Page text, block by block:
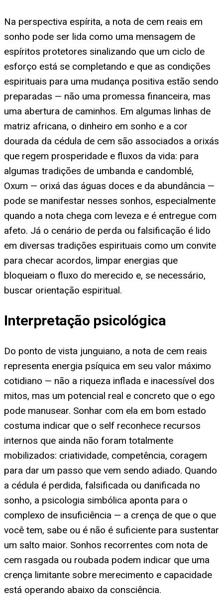
Na perspectiva espírita, a nota de cem reais em
sonho pode ser lida como uma mensagem de
espíritos protetores sinalizando que um ciclo de
esforço está se completando e que as condições
espirituais para uma mudança positiva estão sendo
preparadas — não uma promessa financeira, mas
uma abertura de caminhos. Em algumas linhas de
matriz africana, o dinheiro em sonho e a cor
dourada da cédula de cem são associados a orixás
que regem prosperidade e fluxos da vida: para
algumas tradições de umbanda e candomblé,
Oxum — orixá das águas doces e da abundância —
pode se manifestar nesses sonhos, especialmente
quando a nota chega com leveza e é entregue com
afeto. Já o cenário de perda ou falsificação é lido
em diversas tradições espirituais como um convite
para checar acordos, limpar energias que
bloqueiam o fluxo do merecido e, se necessário,
buscar orientação espiritual.
Interpretação psicológica
Do ponto de vista junguiano, a nota de cem reais
representa energia psíquica em seu valor máximo
cotidiano — não a riqueza inflada e inacessível dos
mitos, mas um potencial real e concreto que o ego
pode manusear. Sonhar com ela em bom estado
costuma indicar que o self reconhece recursos
internos que ainda não foram totalmente
mobilizados: criatividade, competência, coragem
para dar um passo que vem sendo adiado. Quando
a cédula é perdida, falsificada ou danificada no
sonho, a psicologia simbólica aponta para o
complexo de insuficiência — a crença de que o que
você tem, sabe ou é não é suficiente para sustentar
um salto maior. Sonhos recorrentes com nota de
cem rasgada ou roubada podem indicar que uma
crença limitante sobre merecimento e capacidade
está operando abaixo da consciência.